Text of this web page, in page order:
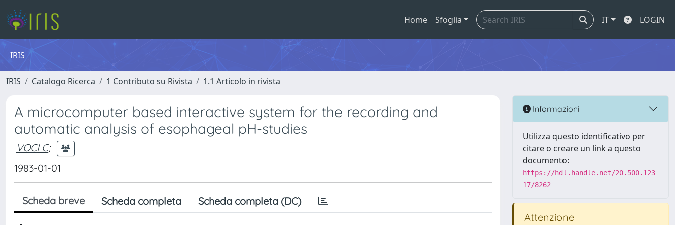
Home Sfoglia IT LOGIN
IRIS
IRIS Catalogo Ricerca 1 Contributo su Rivista 1.1 Articolo in rivista
A microcomputer based interactive system for the recording and
automatic analysis of esophageal pH-studies
VOCI C;
1983-01-01
Scheda breve Scheda completa Scheda completa (DC)
Informazioni
Utilizza questo identificativo per
citare o creare un link a questo
documento:
https://hdl.handle.net/20.500.123
17/8262
Attenzione